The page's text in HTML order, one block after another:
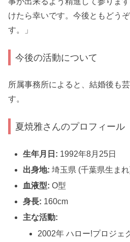
けたら幸いです。今後ともどう
す。」
今後の活動について
所属事務所によると、結婚後も
す。
夏焼雅さんのプロフィール
生年月日: 1992年8月25日
出身地: 埼玉県 (千葉県生ま
血液型: O型
身長: 160cm
主な活動:
2002年 ハロー!プロジェ